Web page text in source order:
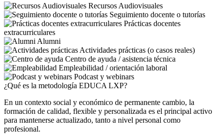
Recursos Audiovisuales
Seguimiento docente o tutorías
Prácticas docentes
extracurriculares
Alumni
Actividades prácticas (o casos reales)
Centro de ayuda / asistencia técnica
Empleabilidad / orientación laboral
Podcast y webinars
¿Qué es la metodología EDUCA LXP?
En un contexto social y económico de permanente cambio, la
formación de calidad, flexible y personalizada es el principal activo
para mantenerse actualizado, tanto a nivel personal como
profesional.